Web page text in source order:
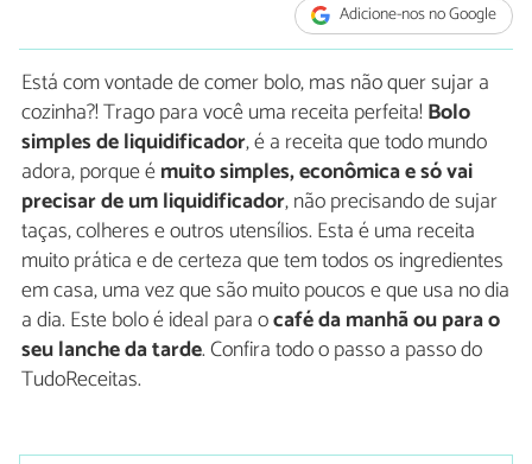
Adicione-nos no Google
Está com vontade de comer bolo, mas não quer sujar a
cozinha?! Trago para você uma receita perfeita!Bolo
simples de liquidificador, é a receita que todo mundo
adora, porque émuito simples, econômica e só vai
precisar de um liquidificador, não precisando de sujar
taças, colheres e outros utensílios. Esta é uma receita
muito prática e de certeza que tem todos os ingredientes
em casa, uma vez que são muito poucos e que usa no dia
a dia. Este bolo é ideal para ocafé da manhã ou para o
seu lanche da tarde. Confira todo o passo a passo do
TudoReceitas.